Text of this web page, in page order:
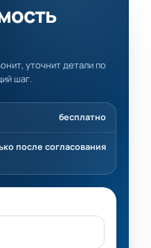
уточнит детали по
шаг.
бесплатно
после согласования